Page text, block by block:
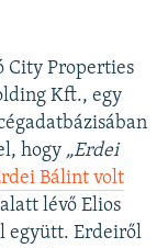
City Properties
Kft., egy
hogy „Erdei
Bálint volt
lévő Elios
együtt. Erdeiről